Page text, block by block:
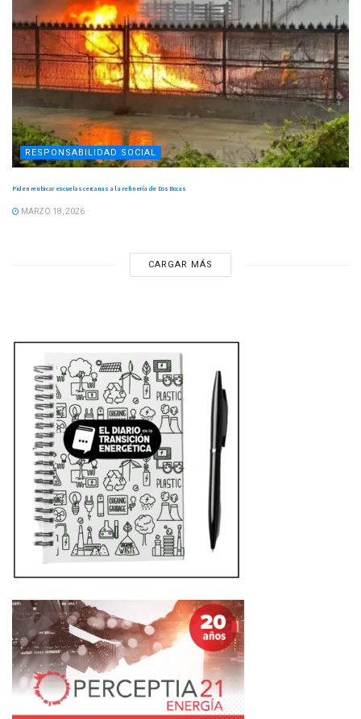
RESPONSABILIDAD SOCIAL
Piden reubicar escuelas cercanas a la refinería de Dos Bocas
MARZO 18, 2026
CARGAR MÁS